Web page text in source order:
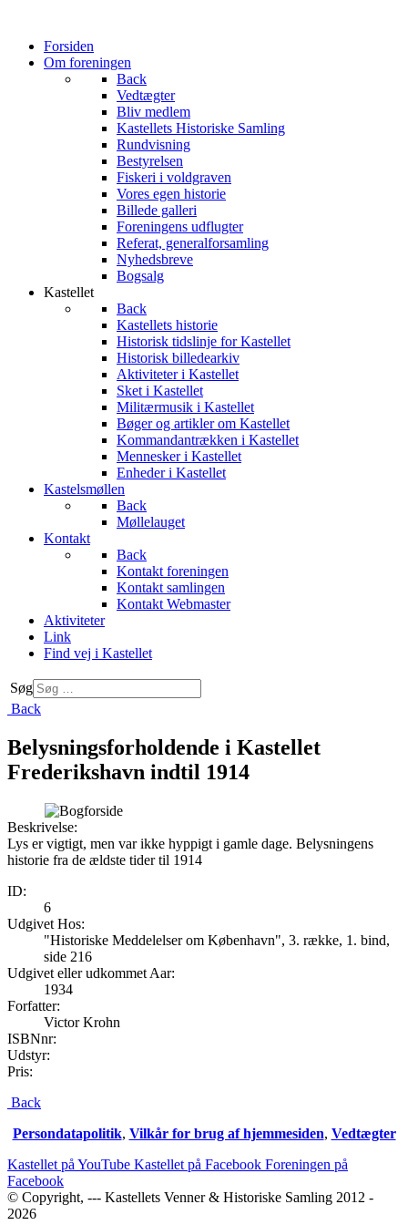
Forsiden
Om foreningen
Back
Vedtægter
Bliv medlem
Kastellets Historiske Samling
Rundvisning
Bestyrelsen
Fiskeri i voldgraven
Vores egen historie
Billede galleri
Foreningens udflugter
Referat, generalforsamling
Nyhedsbreve
Bogsalg
Kastellet
Back
Kastellets historie
Historisk tidslinje for Kastellet
Historisk billedearkiv
Aktiviteter i Kastellet
Sket i Kastellet
Militærmusik i Kastellet
Bøger og artikler om Kastellet
Kommandantrækken i Kastellet
Mennesker i Kastellet
Enheder i Kastellet
Kastelsmøllen
Back
Møllelauget
Kontakt
Back
Kontakt foreningen
Kontakt samlingen
Kontakt Webmaster
Aktiviteter
Link
Find vej i Kastellet
Søg
Back
Belysningsforholdende i Kastellet
Frederikshavn indtil 1914
Beskrivelse:
Lys er vigtigt, men var ikke hyppigt i gamle dage. Belysningens
historie fra de ældste tider til 1914
ID:
6
Udgivet Hos:
"Historiske Meddelelser om København", 3. række, 1. bind,
side 216
Udgivet eller udkommet Aar:
1934
Forfatter:
Victor Krohn
ISBNnr:
Udstyr:
Pris:
Back
Persondatapolitik, Vilkår for brug af hjemmesiden, Vedtægter
Kastellet på YouTube Kastellet på Facebook Foreningen på
Facebook
© Copyright, --- Kastellets Venner & Historiske Samling 2012 -
2026